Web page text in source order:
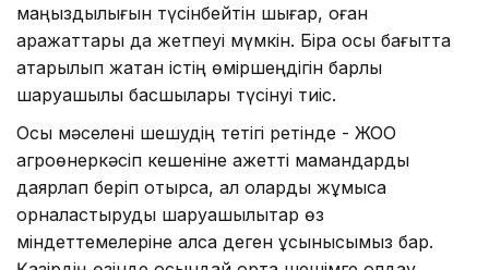
маңыздылығын түсінбейтін шығар, оған
қаражаттары да жетпеуі мүмкін. Бірақ осы бағытта
атқарылып жатқан істің өміршеңдігін барлық
шаруашылық басшылары түсінуі тиіс.
Осы мәселені шешудің тетігі ретінде - ЖОО
агроөнеркәсіп кешеніне қажетті мамандарды
даярлап беріп отырса, ал оларды жұмысқа
орналастыруды шаруашылықтар өз
міндеттемелеріне алса деген ұсынысымыз бар.